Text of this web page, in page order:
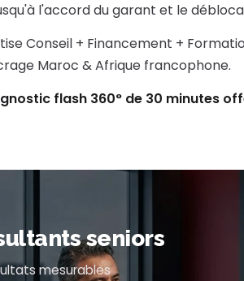
l'accord du garant et le
Conseil + Financement +
Maroc & Afrique francophone.
flash 360° de 30 minutes
seniors
mesurables